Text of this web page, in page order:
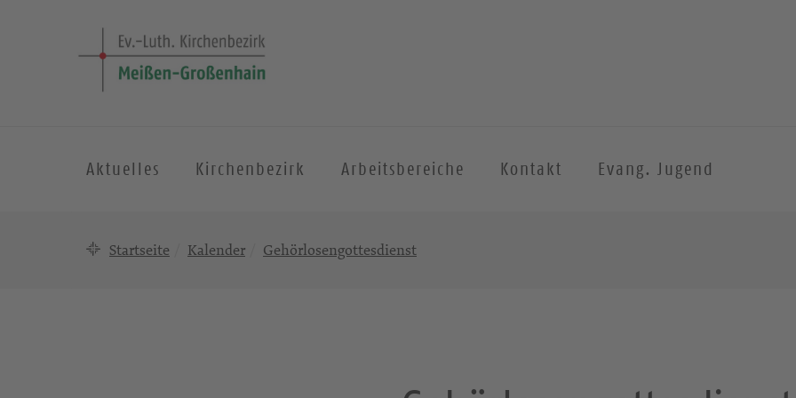
Aktuelles Kirchenbezirk Arbeitsbereiche Kontakt Evang. Jugend
Startseite Kalender Gehörlosengottesdienst